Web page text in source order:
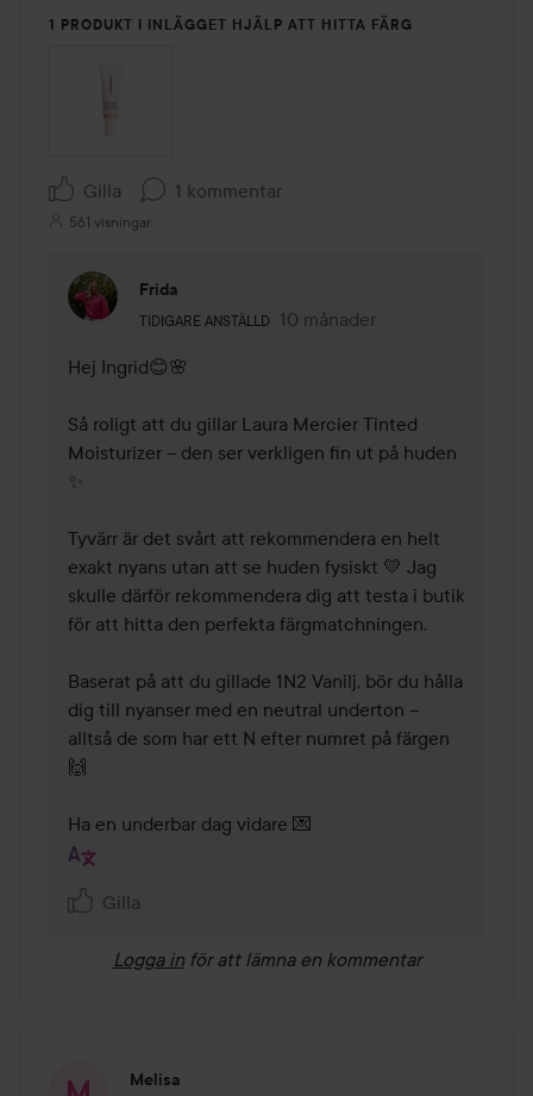
1 PRODUKT I INLÄGGET HJÄLP ATT HITTA FÄRG
Gilla 1 kommentar
561 visningar
Frida
TIDIGARE ANSTÄLLD
Användarens roll: Tidigare anställd.
10 månader
Kommentaren lades 10
Hej Ingrid😊🌸
Så roligt att du gillar Laura Mercier Tinted
Moisturizer – den ser verkligen fin ut på huden
✨
Tyvärr är det svårt att rekommendera en helt
exakt nyans utan att se huden fysiskt 💛 Jag
skulle därför rekommendera dig att testa i butik
för att hitta den perfekta färgmatchningen.
Baserat på att du gillade 1N2 Vanilj, bör du hålla
dig till nyanser med en neutral underton –
alltså de som har ett N efter numret på färgen
🙌
Ha en underbar dag vidare 💌
Gilla
Logga in för att lämna en kommentar
Melisa